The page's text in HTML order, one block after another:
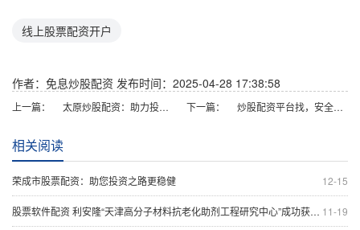
线上股票配资开户
作者：免息炒股配资 发布时间：2025-04-28 17:38:58
上一篇： 太原炒股配资：助力投资者实现财富梦想 下一篇： 炒股配资平台找，安全可靠，收益高
相关阅读
12-15
荣成市股票配资：助您投资之路更稳健
11-19
股票软件配资 利安隆“天津高分子材料抗老化助剂工程研究中心”成功获批 实现科委等三部门认定大满贯